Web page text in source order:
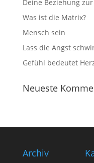
Deine Beziehung
Was ist die Matrix?
Mensch sein
Lass die Angst
Gefühl bedeutet
Neueste
Archiv